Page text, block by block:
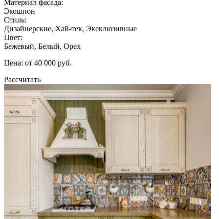
Материал фасада:
Экошпон
Стиль:
Дизайнерские, Хай-тек, Эксклюзивные
Цвет:
Бежевый, Белый, Орех
Цена: от 40 000 руб.
Рассчитать